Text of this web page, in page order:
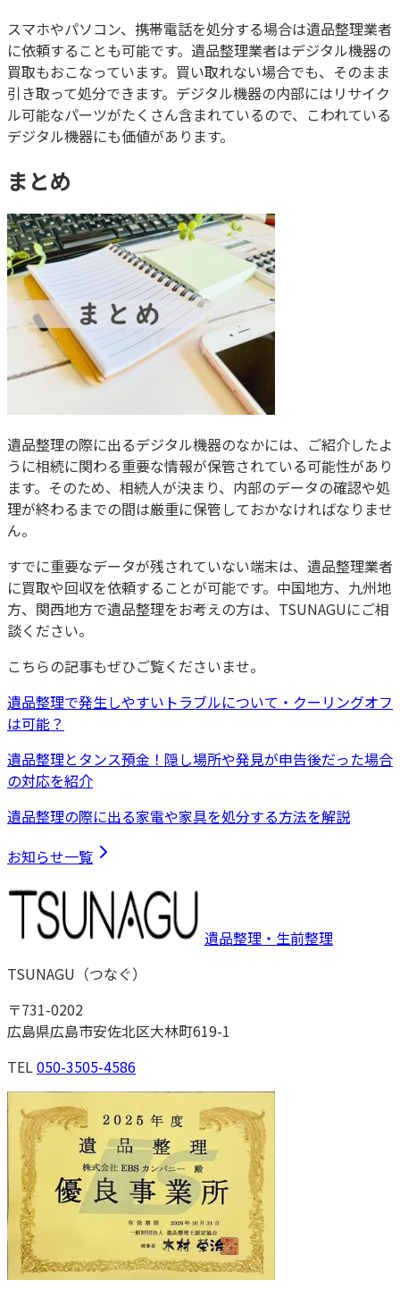
スマホやパソコン、携帯電話を処分する場合は遺品整理業者
に依頼することも可能です。遺品整理業者はデジタル機器の
買取もおこなっています。買い取れない場合でも、そのまま
引き取って処分できます。デジタル機器の内部にはリサイク
ル可能なパーツがたくさん含まれているので、こわれている
デジタル機器にも価値があります。
まとめ
遺品整理の際に出るデジタル機器のなかには、ご紹介したよ
うに相続に関わる重要な情報が保管されている可能性があり
ます。そのため、相続人が決まり、内部のデータの確認や処
理が終わるまでの間は厳重に保管しておかなければなりませ
ん。
すでに重要なデータが残されていない端末は、遺品整理業者
に買取や回収を依頼することが可能です。中国地方、九州地
方、関西地方で遺品整理をお考えの方は、TSUNAGUにご相
談ください。
こちらの記事もぜひご覧くださいませ。
遺品整理で発生しやすいトラブルについて・クーリングオフ
は可能？
遺品整理とタンス預金！隠し場所や発見が申告後だった場合
の対応を紹介
遺品整理の際に出る家電や家具を処分する方法を解説
お知らせ一覧
遺品整理・生前整理
TSUNAGU （つなぐ）
〒731-0202
広島県広島市安佐北区大林町619-1
TEL050-3505-4586